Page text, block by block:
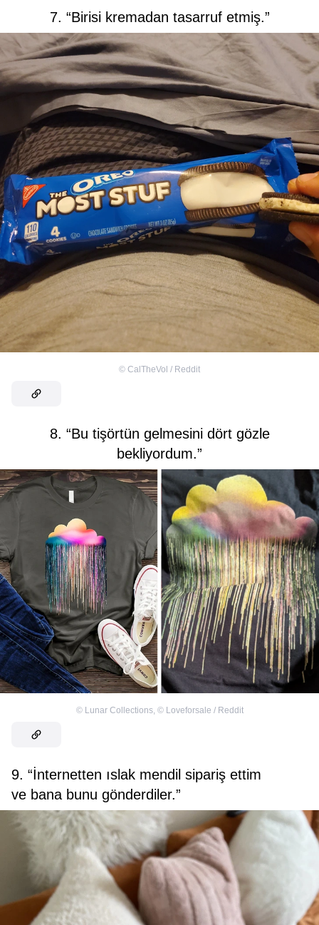
7. “Birisi kremadan tasarruf etmiş.”
© CalTheVol / Reddit
8. “Bu tişörtün gelmesini dört gözle
bekliyordum.”
© Lunar Collections, © Loveforsale / Reddit
9. “İnternetten ıslak mendil sipariş ettim
ve bana bunu gönderdiler.”